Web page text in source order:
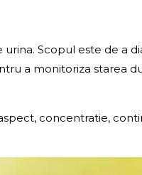
Scopul este de a
a monitoriza starea
concentratie,